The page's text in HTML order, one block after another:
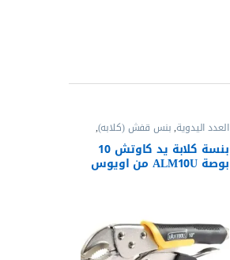
العدد اليدوية,بنس قفش (كلابه),
بنس وقصافات
بنسة كلابة يد كاوتش 10
بوصة ALM10U من اويوس